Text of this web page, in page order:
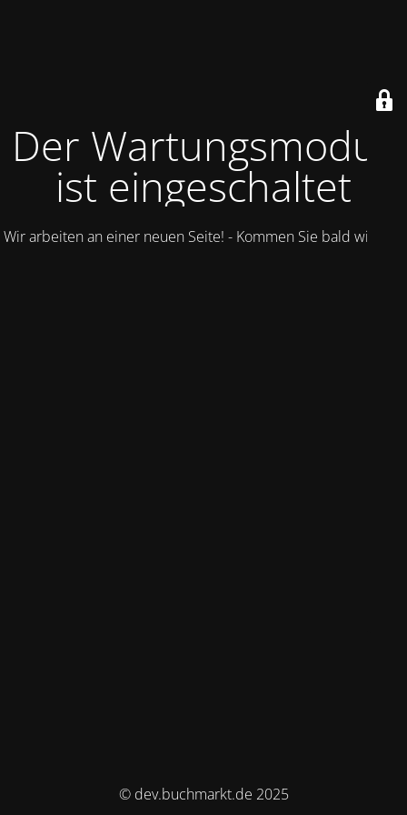
Der Wartungsmodus
ist eingeschaltet
Wir arbeiten an einer neuen Seite! - Kommen Sie bald wieder.
© dev.buchmarkt.de 2025